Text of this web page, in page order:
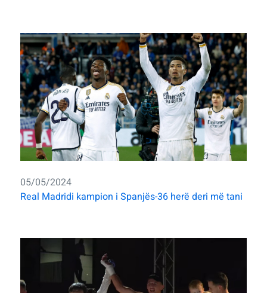
05/05/2024
Real Madridi kampion i Spanjës-36 herë deri më tani